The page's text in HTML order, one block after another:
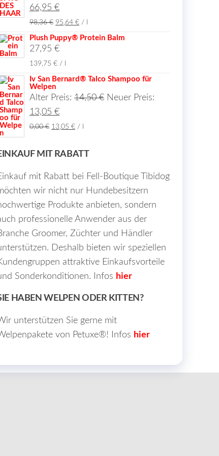
68,85 €
66,95 €Aktueller
Preis
ist:
66,95 €.
98,36€ 95,64 € /
Plush Puppy® Protein Balm
27,95 €
139,75 € /
Iv San Bernard® Talco Shampoo für
Welpen
Alter Preis: 14,50€ Ursprünglicher
Neuer Preis:
13,05 €Aktueller
Preis
13,05 €.
0,00€ Ursprünglicher
war:
13,05 €Aktueller
ist:
/
MIT RABATT
mit Rabatt bei Fell-Boutique Tibidog
wir nicht nur Hundebesitzern
Produkte anbieten, sondern
professionelle Anwender aus der
Groomer, Züchter und Händler
Deshalb bieten wir speziellen
attraktive Einkaufsvorteile
Sonderkonditionen. Infos hier
HABEN WELPEN ODER KITTEN?
unterstützen Sie gerne mit
von Petuxe®! Infos hier